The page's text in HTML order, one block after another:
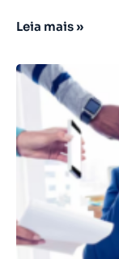
Leia mais »